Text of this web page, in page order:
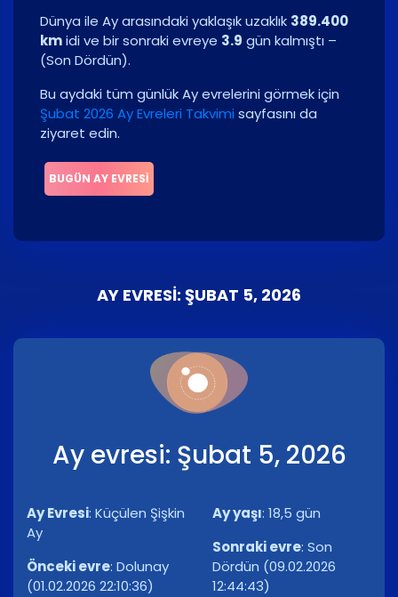
Dünya ile Ay arasındaki yaklaşık uzaklık 389.400
kmidi ve bir sonraki evreye 3.9 gün kalmıştı –
(Son Dördün).
Bu aydaki tüm günlük Ay evrelerini görmek için
Şubat 2026 Ay Evreleri Takvimi sayfasını da
ziyaret edin.
BUGÜN AY EVRESI
AY EVRESI: ŞUBAT 5, 2026
Ay evresi: Şubat 5, 2026
Ay Evresi: Küçülen Şişkin
Ay
Önceki evre: Dolunay
(01.02.2026 22:10:36)
Ay yaşı: 18,5 gün
Sonraki evre: Son
Dördün (09.02.2026
12:44:43)